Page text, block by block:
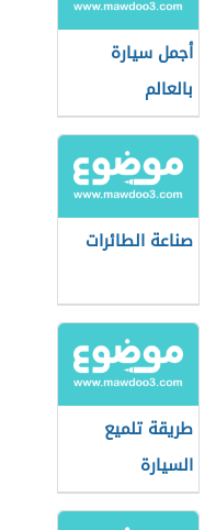
أجمل سيارة
بالعالم
صناعة الطائرات
طريقة تلميع
السيارة